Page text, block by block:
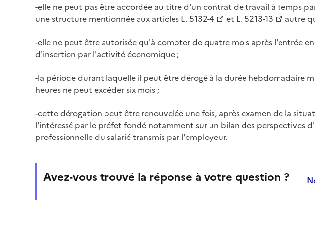
-elle ne peut pas être accordée au titre d'un contrat de travail à temps
une structure mentionnée aux articles L. 5132-4 et L. 5213-13
autre
-elle ne peut être autorisée qu'à compter de quatre mois après l'entrée
d'insertion par l'activité économique ;
-la période durant laquelle il peut être dérogé à la durée hebdomadaire
heures ne peut excéder six mois ;
-cette dérogation peut être renouvelée une fois, après examen de la
l'intéressé par le préfet fondé notamment sur un bilan des perspectives
professionnelle du salarié transmis par l'employeur.
Avez-vous trouvé la réponse à votre question ?